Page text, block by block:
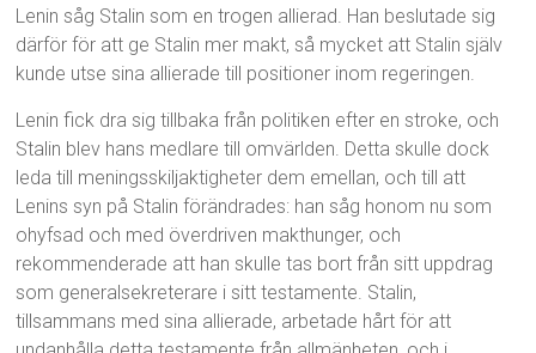
Lenin såg Stalin som en trogen allierad. Han beslutade sig
därför för att ge Stalin mer makt, så mycket att Stalin själv
kunde utse sina allierade till positioner inom regeringen.
Lenin fick dra sig tillbaka från politiken efter en stroke, och
Stalin blev hans medlare till omvärlden. Detta skulle dock
leda till meningsskiljaktigheter dem emellan, och till att
Lenins syn på Stalin förändrades: han såg honom nu som
ohyfsad och med överdriven makthunger, och
rekommenderade att han skulle tas bort från sitt uppdrag
som generalsekreterare i sitt testamente. Stalin,
tillsammans med sina allierade, arbetade hårt för att